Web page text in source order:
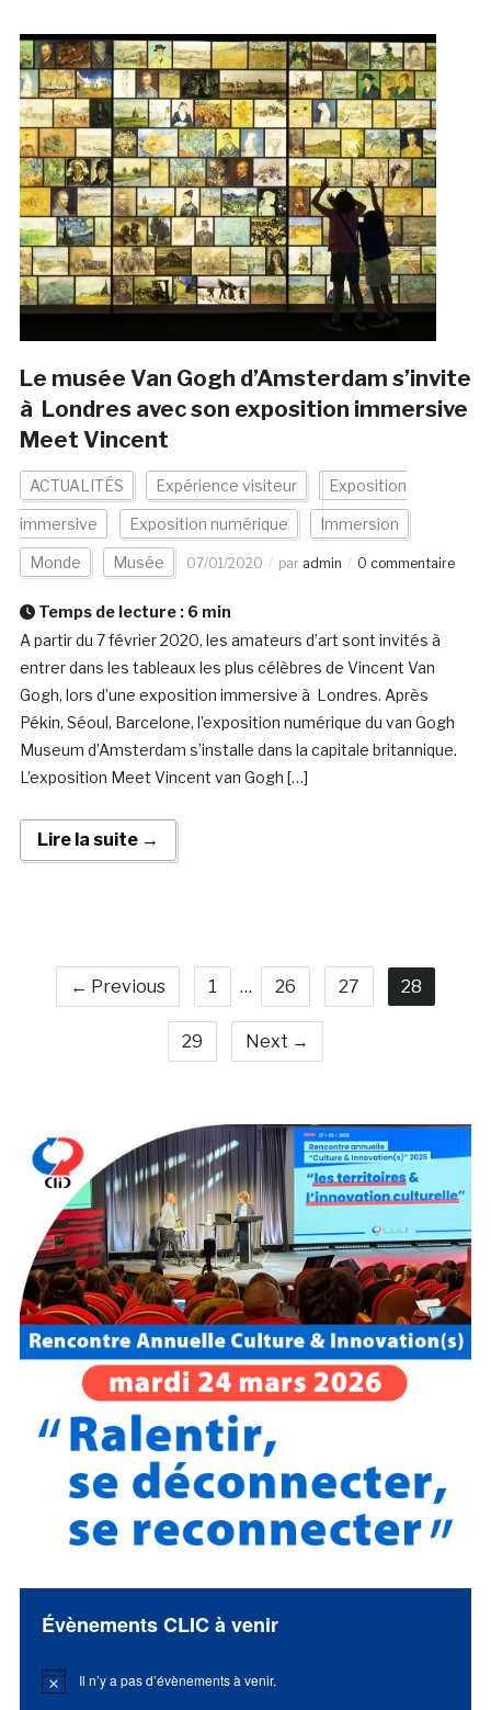
Le musée Van Gogh d’Amsterdam s’invite
à Londres avec son exposition immersive
Meet Vincent
ACTUALITÉS Expérience visiteur Exposition
immersive Exposition numérique Immersion
Monde Musée 07/01/2020 par admin 0 commentaire
Temps de lecture : 6 min
A partir du 7 février 2020, les amateurs d’art sont invités à
entrer dans les tableaux les plus célèbres de Vincent Van
Gogh, lors d’une exposition immersive à Londres. Après
Pékin, Séoul, Barcelone, l’exposition numérique du van Gogh
Museum d’Amsterdam s’installe dans la capitale britannique.
L’exposition Meet Vincent van Gogh […]
Lire la suite →
← Previous 1 … 26 27 28
29 Next →
Évènements CLIC à venir
Notice Il n’y a pas d’évènements à venir.